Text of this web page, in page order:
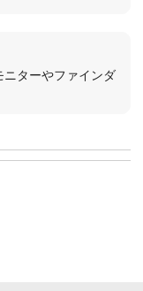
ターやファインダ